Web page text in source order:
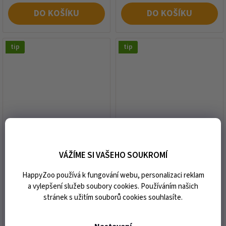
VÁŽÍME SI VAŠEHO SOUKROMÍ
HappyZoo používá k fungování webu, personalizaci reklam
a vylepšení služeb soubory cookies. Používáním našich
stránek s užitím souborů cookies souhlasíte.
DO KOŠÍKU DO KOŠÍKU
tip
skladem
55 Kč
Měrná
297,30 Kč / 1 kg
tip
skladem
55 Kč
Měrná
297,30 Kč / 1 kg